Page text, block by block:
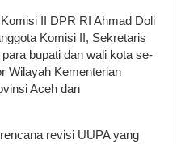
II DPR RI Ahmad Doli
Komisi II, Sekretaris
bupati dan wali kota se-
Wilayah Kementerian
Aceh dan
revisi UUPA yang